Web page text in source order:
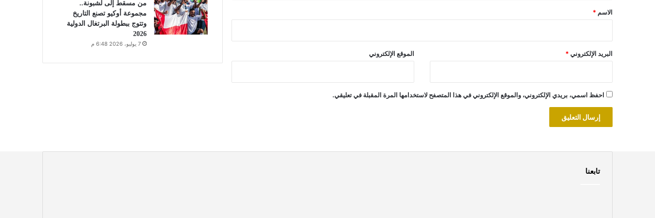
*
الاسم *
البريد الإلكتروني* الموقع الإلكتروني
احفظ اسمي، بريدي الإلكتروني، والموقع الإلكتروني في هذا المتصفح لاستخدامها المرة المقبلة في تعليقي.
من مسقط إلى لشبونة..
مجموعة أوكيو تصنع التاريخ
وتتوج ببطولة البرتغال الدولية
2026
7 يوليو، 2026 6:48 م
تابعنا